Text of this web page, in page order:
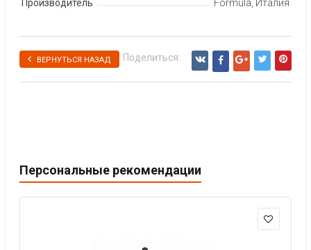
Производитель
Formula, Италия
ВЕРНУТЬСЯ НАЗАД Поделиться:
Персональные рекомендации